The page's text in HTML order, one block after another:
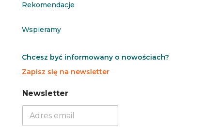
Rekomendacje
Wspieramy
Chcesz być informowany o nowościach?
Zapisz się na newsletter
N
N
Newsletter